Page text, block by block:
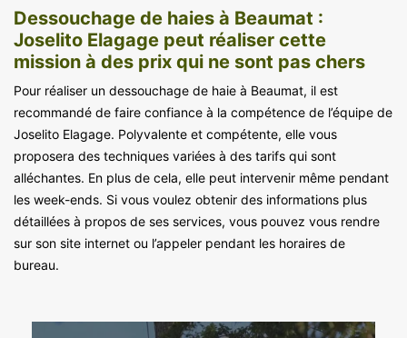
Dessouchage de haies à Beaumat :
Joselito Elagage peut réaliser cette
mission à des prix qui ne sont pas chers
Pour réaliser un dessouchage de haie à Beaumat, il est
recommandé de faire confiance à la compétence de l’équipe de
Joselito Elagage. Polyvalente et compétente, elle vous
proposera des techniques variées à des tarifs qui sont
alléchantes. En plus de cela, elle peut intervenir même pendant
les week-ends. Si vous voulez obtenir des informations plus
détaillées à propos de ses services, vous pouvez vous rendre
sur son site internet ou l’appeler pendant les horaires de
bureau.